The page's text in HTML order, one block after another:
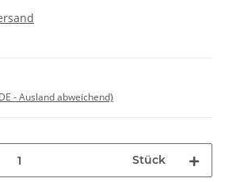
- Ausland abweichend)
Stück